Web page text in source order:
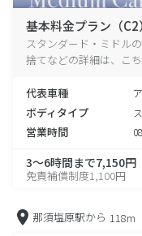
基本料金プラン（C2）
スタンダード・ミドル
捨てなどの詳細は、こ
代表車種
ボディタイプ
営業時間
3～6時間まで7,150円
免責補償制度1,100円
那須塩原駅から 118m